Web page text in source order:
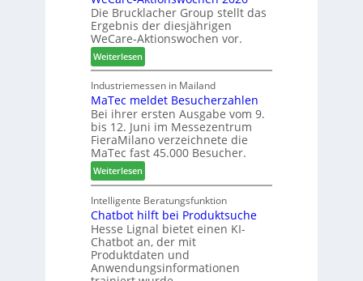
t
s
f
ü
h
r
e
r
g
e
n
f
ü
r
P
l
a
n
t
a
g
e
l
l
o
-
F
r
ä
s
e
r
u
n
d
-
V
e
r
b
Die Brucklacher Group stellt das
Ergebnis der diesjährigen
WeCare-Aktionswochen vor.
Weiterlesen:
W
e
C
a
r
e
-
A
k
t
i
o
n
s
w
Industriemessen in Mailand
MaTec meldet Besucherzahlen
Bei ihrer ersten Ausgabe vom 9.
bis 12. Juni im Messezentrum
FieraMilano verzeichnete die
MaTec fast 45.000 Besucher.
Weiterlesen:
M
a
T
e
c
m
e
Intelligente Beratungsfunktion
Chatbot hilft bei Produktsuche
Hesse Lignal bietet einen KI-
Chatbot an, der mit
Produktdaten und
Anwendungsinformationen